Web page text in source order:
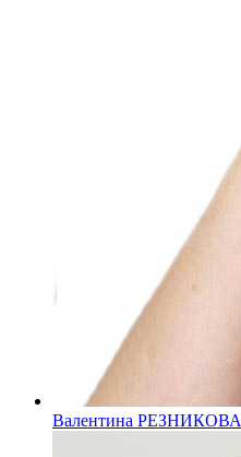
Валентина РЕЗНИКОВА